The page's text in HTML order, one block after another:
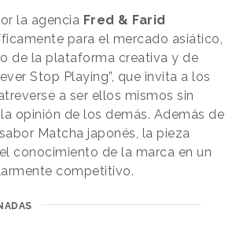
la agencia Fred & Farid
para el mercado asiático,
de la plataforma creativa y de
Stop Playing”, que invita a los
a ser ellos mismos sin
opinión de los demás. Además de
Matcha japonés, la pieza
conocimiento de la marca en un
competitivo.